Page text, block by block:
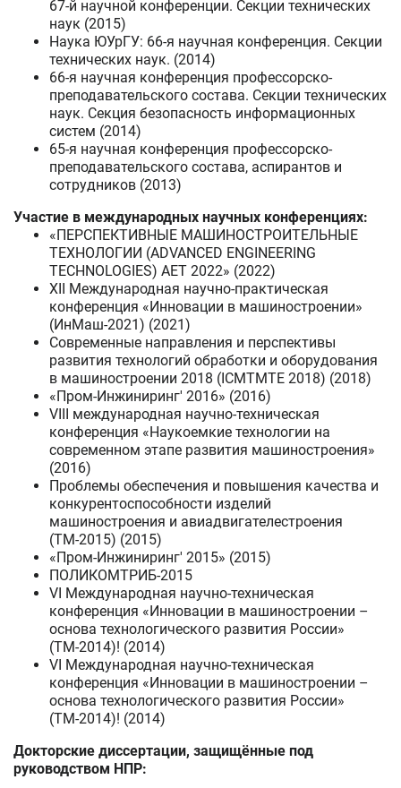
67-й научной конференции. Секции технических
наук (2015)
Наука ЮУрГУ: 66-я научная конференция. Секции
технических наук. (2014)
66-я научная конференция профессорско-
преподавательского состава. Секции технических
наук. Секция безопасность информационных
систем (2014)
65-я научная конференция профессорско-
преподавательского состава, аспирантов и
сотрудников (2013)
Участие в международных научных конференциях:
«ПЕРСПЕКТИВНЫЕ МАШИНОСТРОИТЕЛЬНЫЕ
ТЕХНОЛОГИИ (ADVANCED ENGINEERING
TECHNOLOGIES) AET 2022» (2022)
XII Международная научно-практическая
конференция «Инновации в машиностроении»
(ИнМаш-2021) (2021)
Современные направления и перспективы
развития технологий обработки и оборудования
в машиностроении 2018 (ICMTMTE 2018) (2018)
«Пром-Инжиниринг' 2016» (2016)
VIII международная научно-техническая
конференция «Наукоемкие технологии на
современном этапе развития машиностроения»
(2016)
Проблемы обеспечения и повышения качества и
конкурентоспособности изделий
машиностроения и авиадвигателестроения
(ТМ-2015) (2015)
«Пром-Инжиниринг' 2015» (2015)
ПОЛИКОМТРИБ-2015
VI Международная научно-техническая
конференция «Инновации в машиностроении –
основа технологического развития России»
(ТМ-2014)! (2014)
VI Международная научно-техническая
конференция «Инновации в машиностроении –
основа технологического развития России»
(ТМ-2014)! (2014)
Докторские диссертации, защищённые под
руководством НПР: